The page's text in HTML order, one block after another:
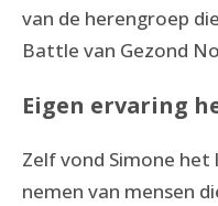
van de herengroep
Battle van Gezond
Eigen ervaring
Zelf vond Simone
nemen van mensen